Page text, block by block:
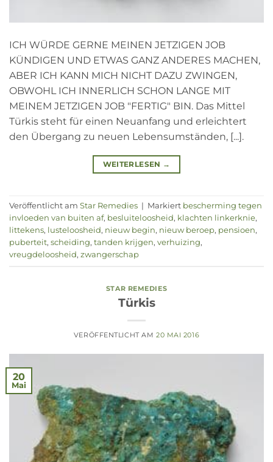
ICH WÜRDE GERNE MEINEN JETZIGEN JOB
KÜNDIGEN UND ETWAS GANZ ANDERES MACHEN,
ABER ICH KANN MICH NICHT DAZU ZWINGEN,
OBWOHL ICH INNERLICH SCHON LANGE MIT
MEINEM JETZIGEN JOB "FERTIG" BIN. Das Mittel
Türkis steht für einen Neuanfang und erleichtert
den Übergang zu neuen Lebensumständen, [...].
WEITERLESEN →
Veröffentlicht am Star Remedies | Markiert bescherming tegen
invloeden van buiten af, besluiteloosheid, klachten linkerknie,
littekens, lusteloosheid, nieuw begin, nieuw beroep, pensioen,
puberteit, scheiding, tanden krijgen, verhuizing,
vreugdeloosheid, zwangerschap
STAR REMEDIES
Türkis
VERÖFFENTLICHT AM 20 MAI 2016
20
Mai